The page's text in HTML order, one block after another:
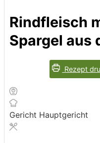
Rindfleisch
Spargel aus
Rezept
Gericht Hauptgericht